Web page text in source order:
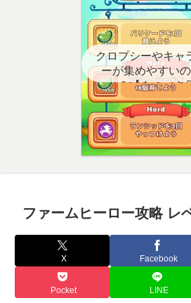
クロプシーやキャ
ーが集めやすい
こ？【クエスト
ファームヒーロー攻略 レ
X Facebook
Pocket LINE